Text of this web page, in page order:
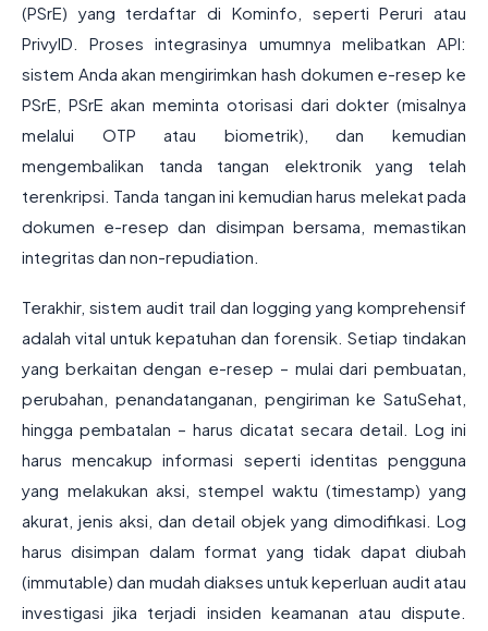
(PSrE) yang terdaftar di Kominfo, seperti Peruri atau
PrivyID. Proses integrasinya umumnya melibatkan API:
sistem Anda akan mengirimkan hash dokumen e-resep ke
PSrE, PSrE akan meminta otorisasi dari dokter (misalnya
melalui OTP atau biometrik), dan kemudian
mengembalikan tanda tangan elektronik yang telah
terenkripsi. Tanda tangan ini kemudian harus melekat pada
dokumen e-resep dan disimpan bersama, memastikan
integritas dan non-repudiation.
Terakhir, sistem audit trail dan logging yang komprehensif
adalah vital untuk kepatuhan dan forensik. Setiap tindakan
yang berkaitan dengan e-resep – mulai dari pembuatan,
perubahan, penandatanganan, pengiriman ke SatuSehat,
hingga pembatalan – harus dicatat secara detail. Log ini
harus mencakup informasi seperti identitas pengguna
yang melakukan aksi, stempel waktu (timestamp) yang
akurat, jenis aksi, dan detail objek yang dimodifikasi. Log
harus disimpan dalam format yang tidak dapat diubah
(immutable) dan mudah diakses untuk keperluan audit atau
investigasi jika terjadi insiden keamanan atau dispute.